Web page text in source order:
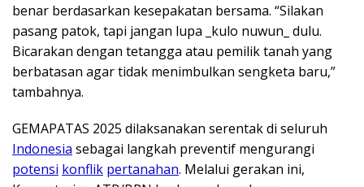
benar berdasarkan kesepakatan bersama. “Silakan
pasang patok, tapi jangan lupa _kulo nuwun_ dulu.
Bicarakan dengan tetangga atau pemilik tanah yang
berbatasan agar tidak menimbulkan sengketa baru,”
tambahnya.
GEMAPATAS 2025 dilaksanakan serentak di seluruh
Indonesia sebagai langkah preventif mengurangi
potensi konflik pertanahan. Melalui gerakan ini,